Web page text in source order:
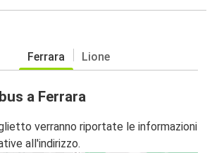
Ferrara Lione
a Ferrara
verranno riportate le informazioni
all'indirizzo.